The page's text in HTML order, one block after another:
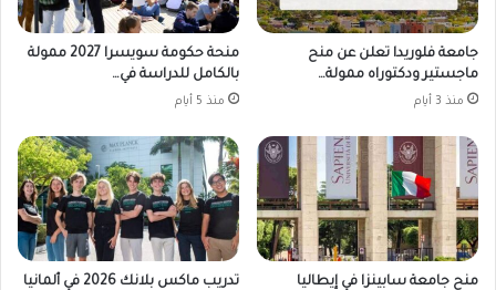
جامعة فلوريدا تعلن عن منح
ماجستير ودكتوراه ممولة…
منذ 3 أيام
منحة حكومة سويسرا 2027 ممولة
بالكامل للدراسة في…
منذ 5 أيام
منح جامعة سابينزا في إيطاليا
تدريب ماكس بلانك 2026 في ألمانيا